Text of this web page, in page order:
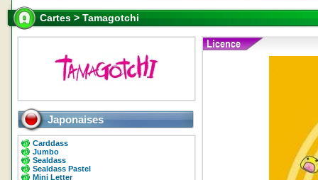
Cartes > Tamagotchi
Japonaises
Carddass
Jumbo
Sealdass
Sealdass Pastel
Mini Letter